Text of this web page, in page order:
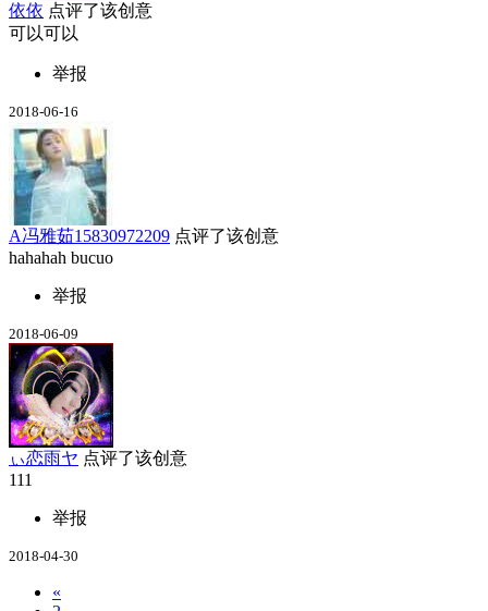
依依 点评了该创意
可以可以
举报
2018-06-16
A冯雅茹15830972209 点评了该创意
hahahah bucuo
举报
2018-06-09
ぃ恋雨ヤ 点评了该创意
111
举报
2018-04-30
«